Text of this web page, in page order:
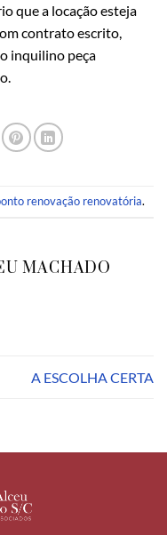
que a locação esteja
contrato escrito,
inquilino peça
renovação renovatória.
MACHADO
A ESCOLHA CERTA